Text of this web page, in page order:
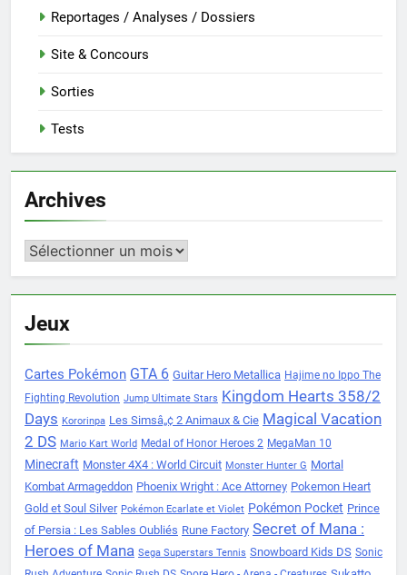
Reportages / Analyses / Dossiers
Site & Concours
Sorties
Tests
Archives
Archives
Jeux
Cartes Pokémon GTA 6 Guitar Hero Metallica Hajime no Ippo The
Fighting Revolution Jump Ultimate Stars Kingdom Hearts 358/2
Days Kororinpa Les Simsâ„¢ 2 Animaux & Cie Magical Vacation
2 DS Mario Kart World Medal of Honor Heroes 2 MegaMan 10
Minecraft Monster 4X4 : World Circuit Monster Hunter G Mortal
Kombat Armageddon Phoenix Wright : Ace Attorney Pokemon Heart
Gold et Soul Silver Pokémon Ecarlate et Violet Pokémon Pocket Prince
of Persia : Les Sables Oubliés Rune Factory Secret of Mana :
Heroes of Mana Sega Superstars Tennis Snowboard Kids DS Sonic